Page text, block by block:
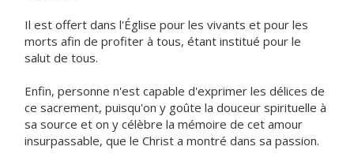
Il est offert dans l'Église pour les vivants et pour les
morts afin de profiter à tous, étant institué pour le
salut de tous.
Enfin, personne n'est capable d'exprimer les délices de
ce sacrement, puisqu'on y goûte la douceur spirituelle à
sa source et on y célèbre la mémoire de cet amour
insurpassable, que le Christ a montré dans sa passion.